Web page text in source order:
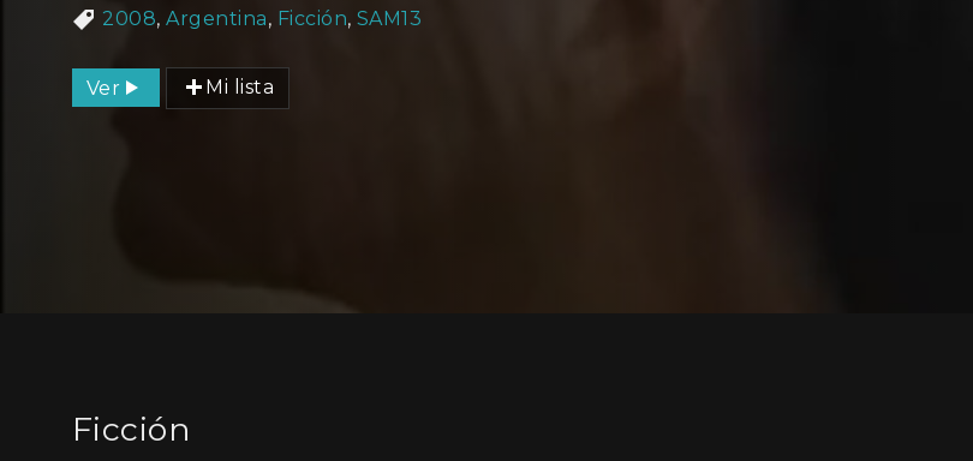
2008,Argentina, Ficción,SAM13
Ver Mi lista
Ficción